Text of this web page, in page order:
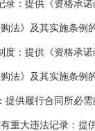
录：提供《资格承
法》及其实施条例
度：提供《资格承
法》及其实施条例
供履行合同所必
重大违法记录：提